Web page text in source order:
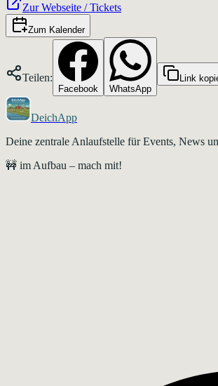
Zur Webseite / Tickets
Zum Kalender
Teilen:
Facebook WhatsApp
Link
DeichApp
Deine zentrale Anlaufstelle für Events, News
🚧 im Aufbau – mach mit!